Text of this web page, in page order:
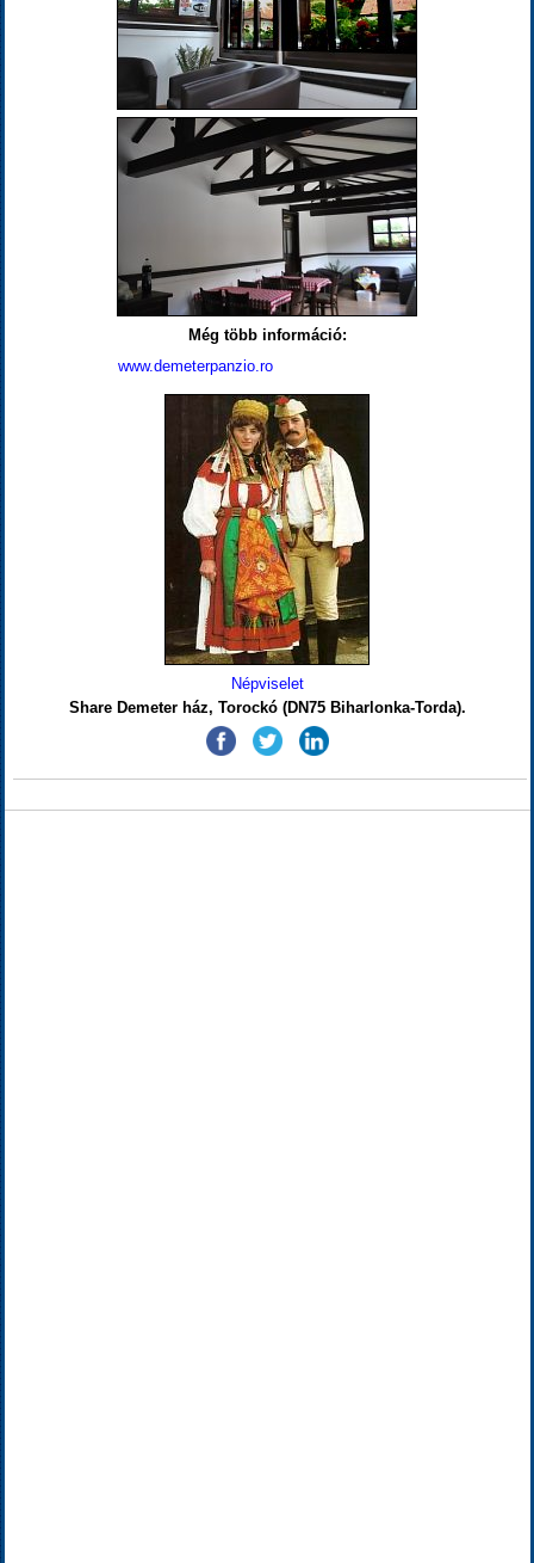
Még több információ:
www.demeterpanzio.ro
Népviselet
Share Demeter ház, Torockó (DN75 Biharlonka-Torda).